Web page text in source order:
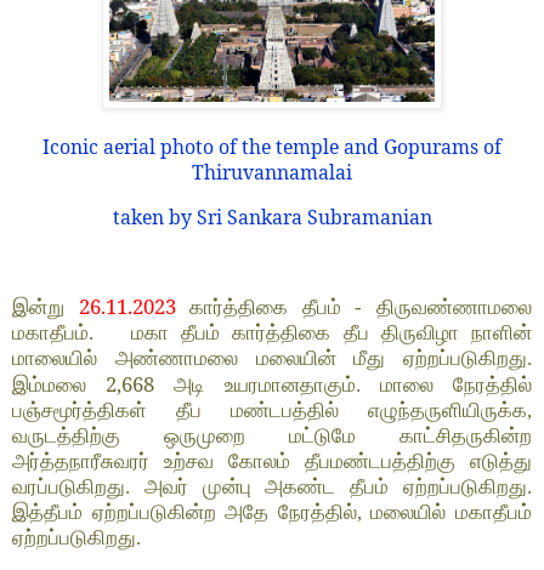
Iconic aerial photo of the temple and Gopurams of
Thiruvannamalai
taken by Sri Sankara Subramanian
இன்று 26.11.2023
கார்த்திகை தீபம் - திருவண்ணாமலை
மகாதீபம். மகா தீபம் கார்த்திகை தீப திருவிழா நாளின்
மாலையில் அண்ணாமலை மலையின் மீது ஏற்றப்படுகிறது.
இம்மலை 2,668 அடி உயரமானதாகும். மாலை நேரத்தில்
பஞ்சமூர்த்திகள் தீப மண்டபத்தில் எழுந்தருளியிருக்க,
வருடத்திற்கு ஒருமுறை மட்டுமே காட்சிதருகின்ற
அர்த்தநாரீசுவரர் உற்சவ கோலம் தீபமண்டபத்திற்கு எடுத்து
வரப்படுகிறது. அவர் முன்பு அகண்ட தீபம் ஏற்றப்படுகிறது.
இத்தீபம் ஏற்றப்படுகின்ற அதே நேரத்தில், மலையில் மகாதீபம்
ஏற்றப்படுகிறது.